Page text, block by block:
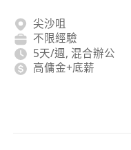
尖沙咀
不限經驗
5天/週, 混合辦公
高傭金+底薪